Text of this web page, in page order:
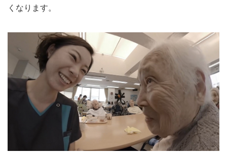
くなります。